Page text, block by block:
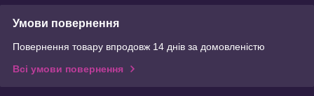
Умови повернення
Повернення товару впродовж 14 днів за домовленістю
Всі умови повернення